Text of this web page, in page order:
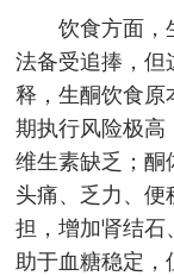
饮食方面，
法备受追捧，但
释，生酮饮食原
期执行风险极高
维生素缺乏；酮
头痛、乏力、便
担，增加肾结石
助于血糖稳定，